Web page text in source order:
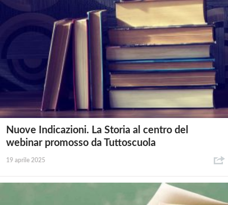
Nuove Indicazioni. La Storia al centro del
webinar promosso da Tuttoscuola
19 aprile 2025